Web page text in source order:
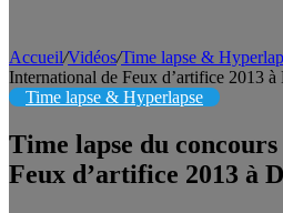
Accueil/Vidéos/Time lapse &
International de Feux d’artifice 2013 à
Time lapse & Hyperlapse
Time lapse du
Feux d’artifice 2013 à